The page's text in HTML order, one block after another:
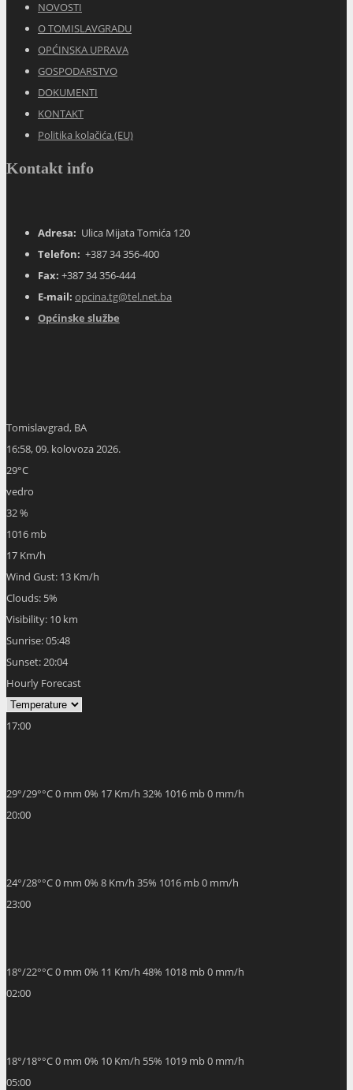
NOVOSTI
O TOMISLAVGRADU
OPĆINSKA UPRAVA
GOSPODARSTVO
DOKUMENTI
KONTAKT
Politika kolačića (EU)
Kontakt info
Adresa: Ulica Mijata Tomića 120
Telefon: +387 34 356-400
Fax: +387 34 356-444
E-mail: opcina.tg@tel.net.ba
Općinske službe
Tomislavgrad, BA
16:58,09. kolovoza 2026.
29°C
vedro
32 %
1016 mb
17 Km/h
Wind Gust: 13 Km/h
Clouds: 5%
Visibility: 10 km
Sunrise:05:48
Sunset:20:04
Hourly Forecast
17:00
29°/29°°C0 mm 0% 17 Km/h 32% 1016 mb0 mm/h
20:00
24°/28°°C0 mm 0% 8 Km/h 35% 1016 mb0 mm/h
23:00
18°/22°°C0 mm 0% 11 Km/h 48% 1018 mb0 mm/h
02:00
18°/18°°C0 mm 0% 10 Km/h 55% 1019 mb0 mm/h
05:00